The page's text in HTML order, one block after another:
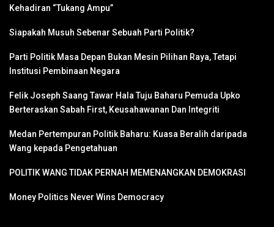
Kehadiran “Tukang Ampu”
Siapakah Musuh Sebenar Sebuah Parti Politik?
Parti Politik Masa Depan Bukan Mesin Pilihan Raya, Tetapi
Institusi Pembinaan Negara
Felik Joseph Saang Tawar Hala Tuju Baharu Pemuda Upko
Berteraskan Sabah First, Keusahawanan Dan Integriti
Medan Pertempuran Politik Baharu: Kuasa Beralih daripada
Wang kepada Pengetahuan
POLITIK WANG TIDAK PERNAH MEMENANGKAN DEMOKRASI
Money Politics Never Wins Democracy